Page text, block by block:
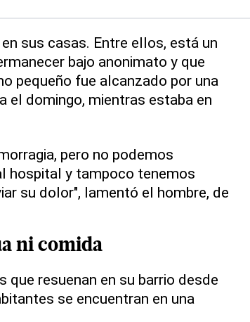
sus casas. Entre ellos, está un
bajo anonimato y que
pequeño fue alcanzado por una
el domingo, mientras estaba en
pero no podemos
hospital y tampoco tenemos
su dolor", lamentó el hombre, de
ni comida
que resuenan en su barrio desde
se encuentran en una